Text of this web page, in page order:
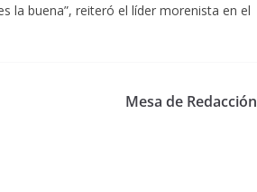
la buena”, reiteró el líder morenista en el
Mesa de Redacción